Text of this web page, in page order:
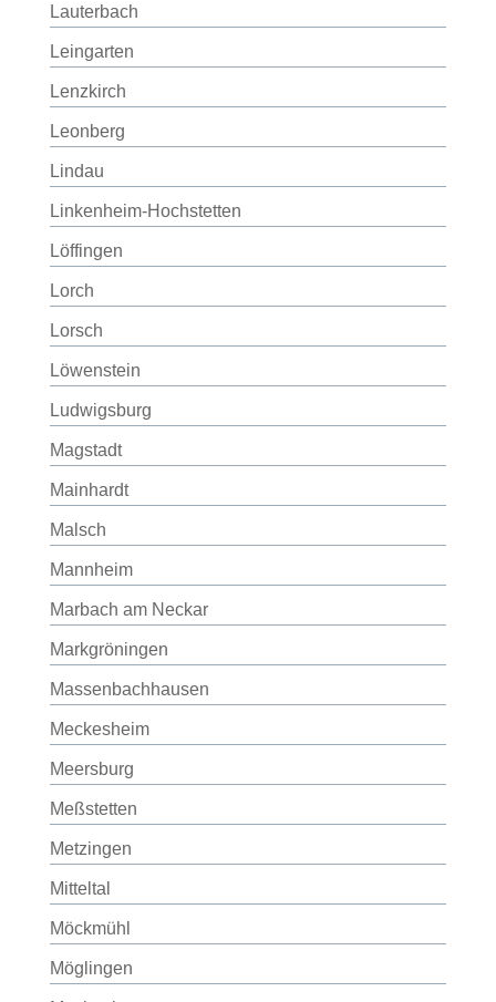
Lauterbach
Leingarten
Lenzkirch
Leonberg
Lindau
Linkenheim-Hochstetten
Löffingen
Lorch
Lorsch
Löwenstein
Ludwigsburg
Magstadt
Mainhardt
Malsch
Mannheim
Marbach am Neckar
Markgröningen
Massenbachhausen
Meckesheim
Meersburg
Meßstetten
Metzingen
Mitteltal
Möckmühl
Möglingen